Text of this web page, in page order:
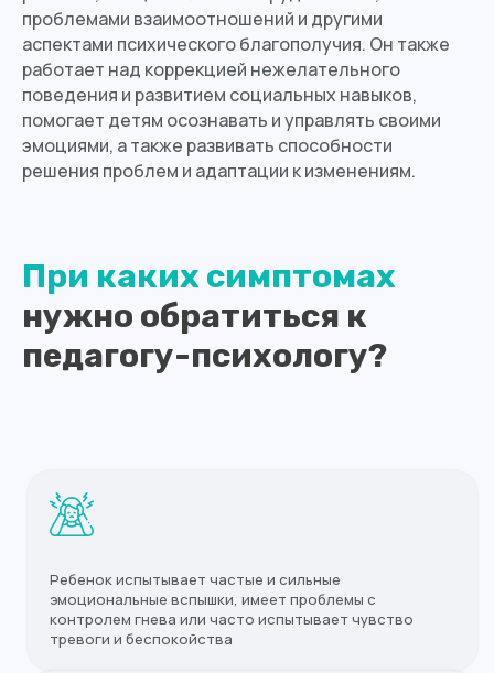
проблемами взаимоотношений и другими
аспектами психического благополучия. Он также
работает над коррекцией нежелательного
поведения и развитием социальных навыков,
помогает детям осознавать и управлять своими
эмоциями, а также развивать способности
решения проблем и адаптации к изменениям.
При каких симптомах
нужно обратиться к
педагогу-психологу?
Ребенок испытывает частые и сильные
эмоциональные вспышки, имеет проблемы с
контролем гнева или часто испытывает чувство
тревоги и беспокойства